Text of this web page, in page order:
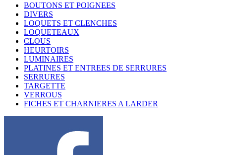
BOUTONS ET POIGNEES
DIVERS
LOQUETS ET CLENCHES
LOQUETEAUX
CLOUS
HEURTOIRS
LUMINAIRES
PLATINES ET ENTREES DE SERRURES
SERRURES
TARGETTE
VERROUS
FICHES ET CHARNIERES A LARDER